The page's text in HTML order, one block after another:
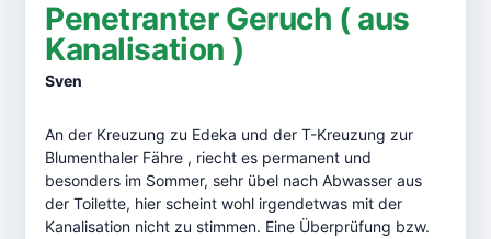
Penetranter Geruch ( aus
Kanalisation )
Sven
An der Kreuzung zu Edeka und der T-Kreuzung zur
Blumenthaler Fähre , riecht es permanent und
besonders im Sommer, sehr übel nach Abwasser aus
der Toilette, hier scheint wohl irgendetwas mit der
Kanalisation nicht zu stimmen. Eine Überprüfung bzw.